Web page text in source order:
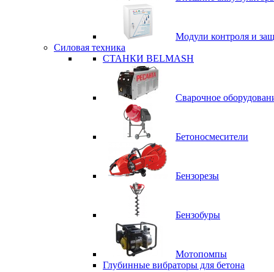
Модули контроля и
Силовая техника
СТАНКИ BELMASH
Сварочное
Бетоносмесители
Бензорезы
Бензобуры
Мотопомпы
Глубинные вибраторы для бетона